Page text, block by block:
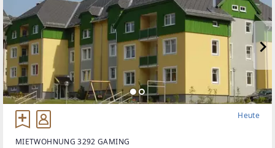
Heute
MIETWOHNUNG 3292 GAMING